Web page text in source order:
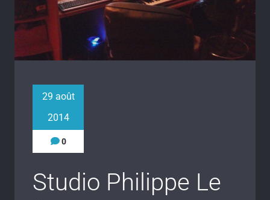
29 août
2014
0
Studio Philippe Le